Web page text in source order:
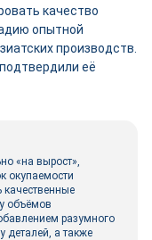
качество
опытной
производств.
её
«на вырост»,
окупаемости
качественные
объёмов
разумного
деталей, а также